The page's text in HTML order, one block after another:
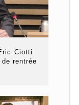
Ciotti
rentrée